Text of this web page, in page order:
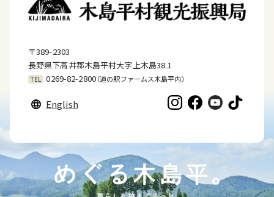
〒389-2303
長野県下高井郡木島平村大字上木島38₋1
TEL 0269-82-2800（道の駅ファームス木島平内）
English